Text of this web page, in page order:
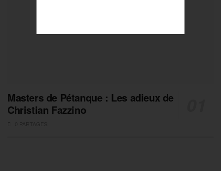
Masters de Pétanque : Les adieux de
Christian Fazzino